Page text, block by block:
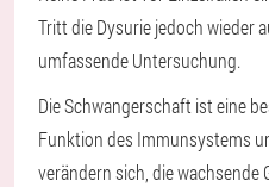
Tritt die Dysurie jedoch wieder
umfassende Untersuchung.
Die Schwangerschaft ist eine
Funktion des Immunsystems
verändern sich, die